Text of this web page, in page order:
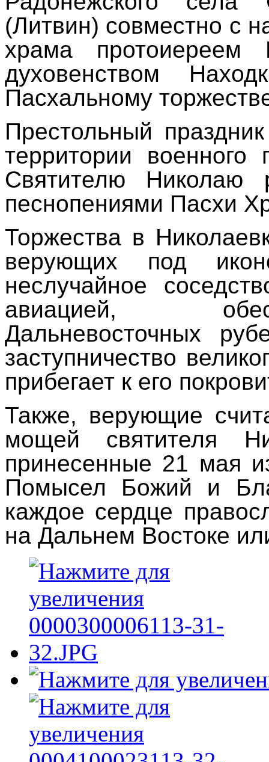
(Литвин) совместно с
храма
духовенством
Пасхальному
Престольный
территории военного
Святителю Николаю
песнопениями Пасхи
Торжества в
верующих под
неслучайное
авиацией,
Дальневосточных
заступничество
прибегает к его
Также, верующие
мощей cвятителя
принесенные 21 мая
Помысел Божий и
каждое сердце
на Дальнем Востоке